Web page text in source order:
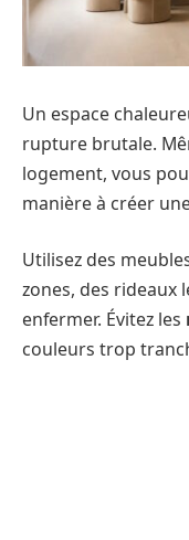
Un espace
rupture brutale.
logement, vous
manière à créer
Utilisez des
zones, des rideaux
enfermer. Évitez les
couleurs trop